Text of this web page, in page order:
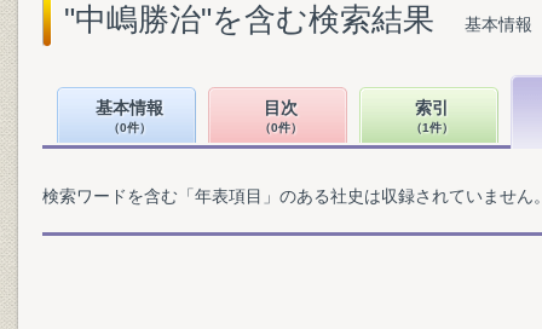
"中嶋勝治"を含む検索結果 基本情報
基本情報
（0件）
目次
（0件）
索引
（1件）
検索ワードを含む「年表項目」のある社史は収録されていません